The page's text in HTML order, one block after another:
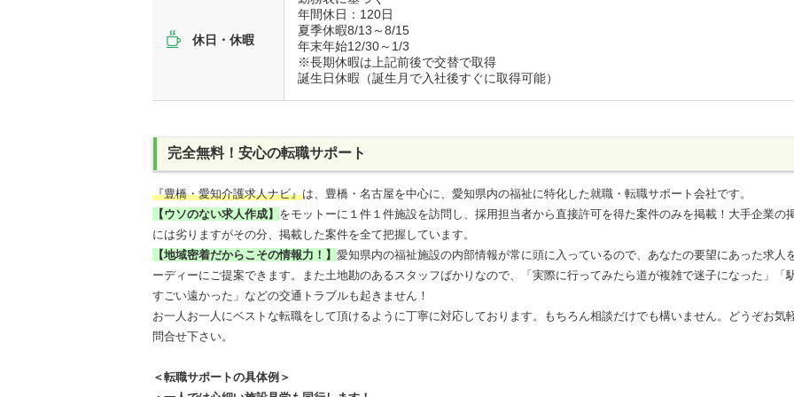
休日・休暇
年間休日：120日
夏季休暇8/13～8/15
年末年始12/30～1/3
※長期休暇は上記前後で交替で取得
誕生日休暇（誕生月で入社後すぐに取得可能）
完全無料！安心の転職サポート
『豊橋・愛知介護求人ナビ』は、豊橋・名古屋を中心に、愛知県内の福祉に特化した就職・転職サポート会社です。
【ウソのない求人作成】 をモットーに１件１件施設を訪問し、採用担当者から直接許可を得た案件のみを掲載！大手企業の
には劣りますがその分、掲載した案件を全て把握しています。
【地域密着だからこその情報力！】 愛知県内の福祉施設の内部情報が常に頭に入っているので、あなたの要望にあった求人
ーディーにご提案できます。また土地勘のあるスタッフばかりなので、「実際に行ってみたら道が複雑で迷子になった」「
すごい遠かった」などの交通トラブルも起きません！
お一人お一人にベストな転職をして頂けるように丁寧に対応しております。もちろん相談だけでも構いません。どうぞお気
問合せ下さい。
＜転職サポートの具体例＞